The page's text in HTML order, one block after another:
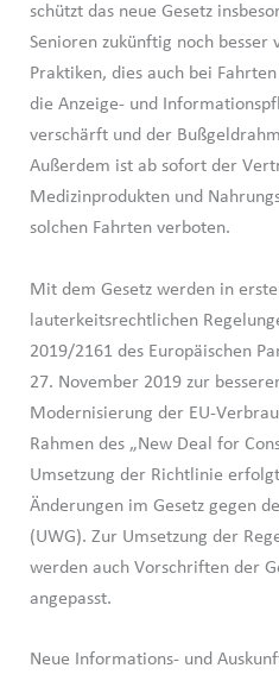
schützt das neue Gesetz
Senioren zukünftig noch besser
Praktiken, dies auch bei
die Anzeige- und
verschärft und der
Außerdem ist ab sofort der
Medizinprodukten und
solchen Fahrten verboten.
Mit dem Gesetz werden in
lauterkeitsrechtlichen
2019/2161 des Europäischen
27. November 2019 zur
Modernisierung der EU-
Rahmen des „New Deal for
Umsetzung der Richtlinie
Änderungen im Gesetz gegen
(UWG). Zur Umsetzung der
werden auch Vorschriften der
angepasst.
Neue Informations- und